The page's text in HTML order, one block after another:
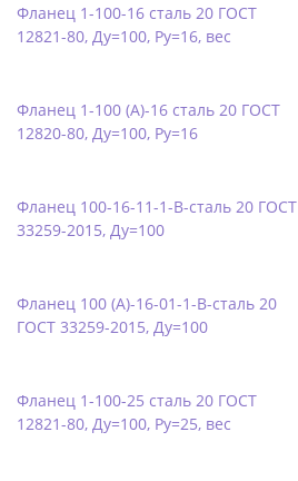
Фланец 1-100-16 сталь 20 ГОСТ
12821-80, Ду=100, Ру=16, вес
Фланец 1-100 (А)-16 сталь 20 ГОСТ
12820-80, Ду=100, Ру=16
Фланец 100-16-11-1-B-сталь 20 ГОСТ
33259-2015, Ду=100
Фланец 100 (А)-16-01-1-B-сталь 20
ГОСТ 33259-2015, Ду=100
Фланец 1-100-25 сталь 20 ГОСТ
12821-80, Ду=100, Ру=25, вес